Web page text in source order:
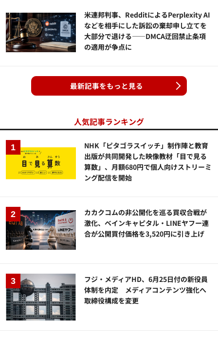
米連邦判事、RedditによるPerplexity AI
などを相手にした訴訟の棄却申し立てを
大部分で退ける——DMCA迂回禁止条項
の適用が争点に
最新記事をもっと見る
人気記事ランキング
NHK「ピタゴラスイッチ」制作陣と教育
出版が共同開発した映像教材「目で見る
算数」、月額680円で個人向けストリーミ
ング配信を開始
カカクコムの非公開化を巡る買収合戦が
激化、ベインキャピタル・LINEヤフー連
合が公開買付価格を3,520円に引き上げ
フジ・メディアHD、6月25日付の新役員
体制を内定 メディアコンテンツ強化へ
取締役構成を変更